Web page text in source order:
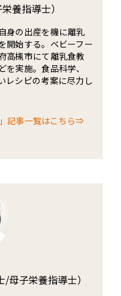
養指導士）
身の出産を機に離乳
開始する。ベビーフー
高槻市にて離乳食教
実施。食品科学、
レシピの考案に尽力し
」記事一覧はこちら⇒
/母子栄養指導士）